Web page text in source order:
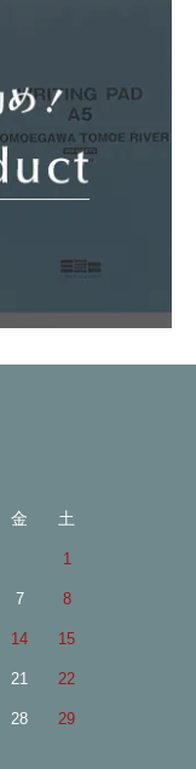
金 土
1
7 8
14 15
21 22
28 29